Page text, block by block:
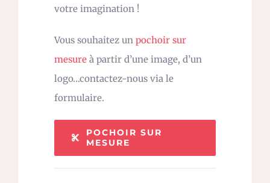
votre imagination !
Vous souhaitez un pochoir sur
mesure à partir d’une image, d’un
logo…contactez-nous via le
formulaire.
POCHOIR SUR
MESURE